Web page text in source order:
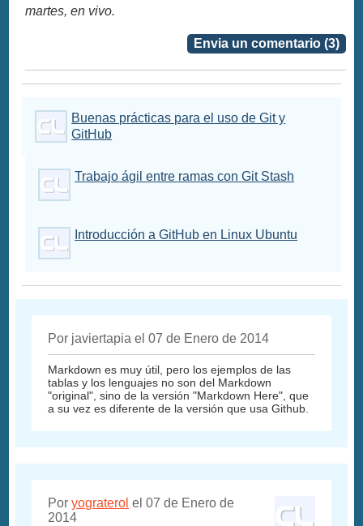
martes, en vivo.
Envia un comentario (3)
Buenas prácticas para el uso de Git y
GitHub
Trabajo ágil entre ramas con Git Stash
Introducción a GitHub en Linux Ubuntu
Por javiertapia el 07 de Enero de 2014
Markdown es muy útil, pero los ejemplos de las
tablas y los lenguajes no son del Markdown
"original", sino de la versión "Markdown Here", que
a su vez es diferente de la versión que usa Github.
Poryograterol el 07 de Enero de
2014